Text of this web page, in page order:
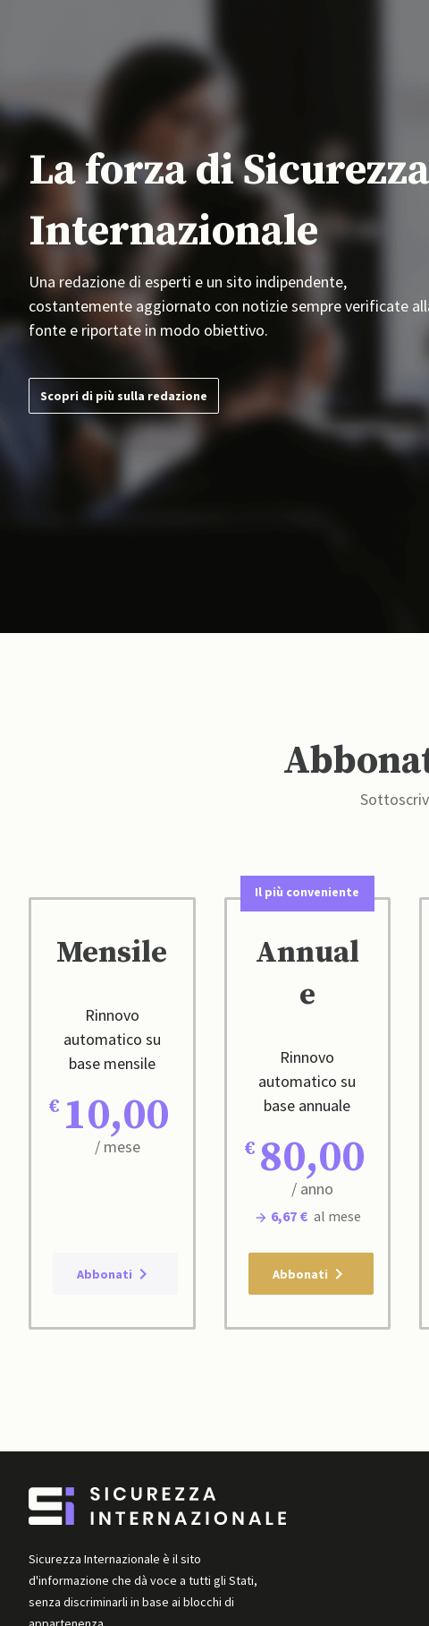
La forza di Sicurezza
Internazionale
Una redazione di esperti e un sito indipendente,
costantemente aggiornato con notizie sempre verificate
fonte e riportate in modo obiettivo.
Scopri di più sulla redazione
Mensile
Rinnovo
automatico su
base mensile
10,00
/ mese
Abbonati
Il più conveniente
Annual
e
Rinnovo
automatico su
base annuale
80,00
/ anno
6,67 € al mese
Abbonati
Sicurezza Internazionale è il sito
d'informazione che dà voce a tutti gli Stati,
senza discriminarli in base ai blocchi di